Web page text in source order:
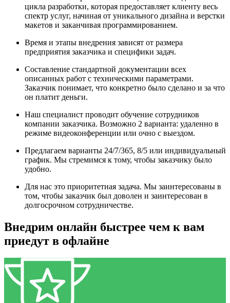
цикла разработки, которая предоставляет клиенту весь
спектр услуг, начиная от уникального дизайна и верстки
макетов и заканчивая программированием.
Время и этапы внедрения зависят от размера
предприятия заказчика и специфики задач.
Составление стандартной документации всех
описанных работ с техническими параметрами.
Заказчик понимает, что конкретно было сделано и за что
он платит деньги.
Наш специалист проводит обучение сотрудников
компании заказчика. Возможно 2 варианта: удаленно в
режиме видеоконференции или очно с выездом.
Предлагаем варианты 24/7/365, 8/5 или индивидуальный
график. Мы стремимся к тому, чтобы заказчику было
удобно.
Для нас это приоритетная задача. Мы заинтересованы в
том, чтобы заказчик был доволен и заинтересован в
долгосрочном сотрудничестве.
Внедрим онлайн быстрее чем к вам
приедут в офлайне